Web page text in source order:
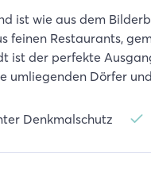
ist wie aus dem
feinen Restaurants,
ist der perfekte
umliegenden Dörfer
Denkmalschutz